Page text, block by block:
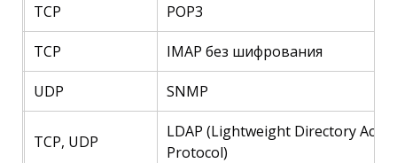
TCP POP3
TCP IMAP без шифрования
UDP SNMP
TCP, UDP
LDAP (Lightweight Directory
Protocol)